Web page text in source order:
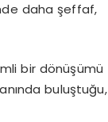
daha şeffaf,
bir dönüşümü
buluştuğu,